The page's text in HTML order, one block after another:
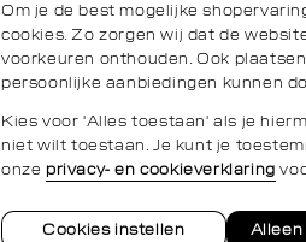
Om je de best mogelijke
cookies. Zo zorgen wij dat de
voorkeuren onthouden. Ook
persoonlijke aanbiedingen kunnen
Kies voor 'Alles toestaan' als je
niet wilt toestaan. Je kunt je
onze privacy- en cookieverklaring
Alleen
Cookies instellen